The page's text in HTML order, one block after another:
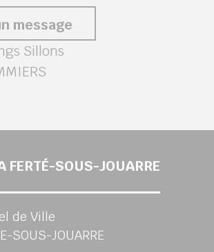
message
Sillons
FERTÉ-SOUS-JOUARRE
de Ville
SOUS-JOUARRE